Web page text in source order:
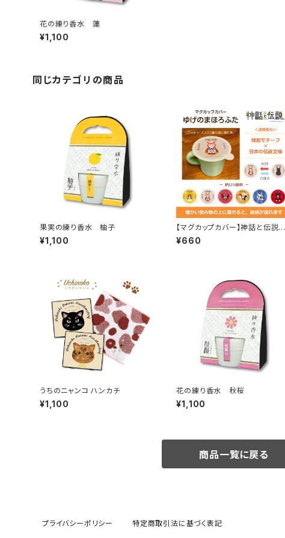
花の練り香水 蓮
¥1,100
同じカテゴリの商品
果実の練り香水 柚子
¥1,100
【マグカップカバー】神話と伝説®
ゆげのまほろふた
¥660
うちのニャンコ ハンカチ
¥1,100
花の練り香水 秋桜
¥1,100
商品一覧に戻る
プライバシーポリシー 特定商取引法に基づく表記